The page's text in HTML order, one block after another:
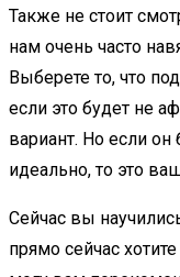
Также не стоит
нам очень часто
Выберете то, что
если это будет не
вариант. Но если
идеально, то это
Сейчас вы
прямо сейчас